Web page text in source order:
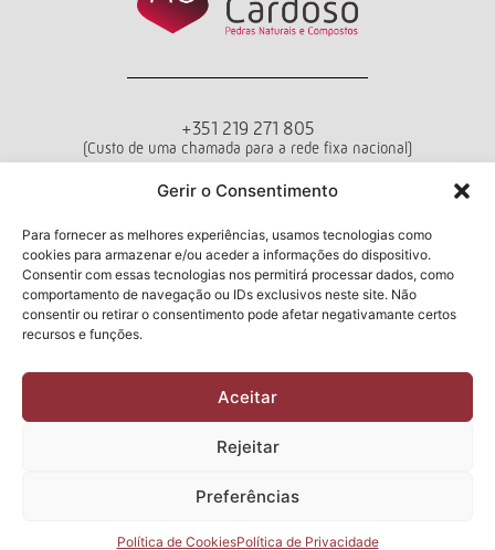
Gerir o Consentimento
Para fornecer as melhores experiências, usamos tecnologias como
cookies para armazenar e/ou aceder a informações do dispositivo.
Consentir com essas tecnologias nos permitirá processar dados, como
comportamento de navegação ou IDs exclusivos neste site. Não
consentir ou retirar o consentimento pode afetar negativamante certos
recursos e funções.
Aceitar
Rejeitar
Preferências
Política de CookiesPolítica de Privacidade
+351 219 271 805
(Custo de uma chamada para a rede fixa nacional)
Departamento de Vendas
Seg - Sex das 10h00 às 18h00
Termos e Condições Política de Privacidade Livro de Reclamações
Política de Privacidade
Design e Desenvolvimento porCHITAS WEBSOLUTIONS